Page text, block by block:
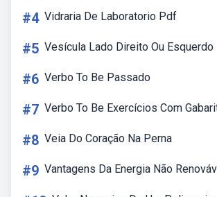
#4 Vidraria De Laboratorio Pdf
#5 Vesícula Lado Direito Ou Esquerdo
#6 Verbo To Be Passado
#7 Verbo To Be Exercícios Com
#8 Veia Do Coração Na Perna
#9 Vantagens Da Energia Não